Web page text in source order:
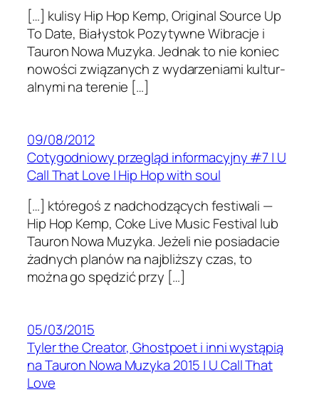
[…] kulisy Hip Hop Kemp, Orig­i­nal Source Up
To Date, Białys­tok Pozy­ty­wne Wibracje i
Tau­ron Nowa Muzyka. Jed­nak to nie koniec
nowości związanych z wydarzeni­ami kul­tur­
al­nymi na tere­nie […]
09/08/2012
Cotygodniowy przegląd informacyjny #7 | U
Call That Love | Hip Hop with soul
[…] które­goś z nad­chodzą­cych fes­ti­wali —
Hip Hop Kemp, Coke Live Music Fes­ti­val lub
Tau­ron Nowa Muzyka. Jeżeli nie posi­ada­cie
żadnych planów na najbliższy czas, to
można go spędzić przy […]
05/03/2015
Tyler the Creator, Ghostpoet i inni wystąpią
na Tauron Nowa Muzyka 2015 | U Call That
Love